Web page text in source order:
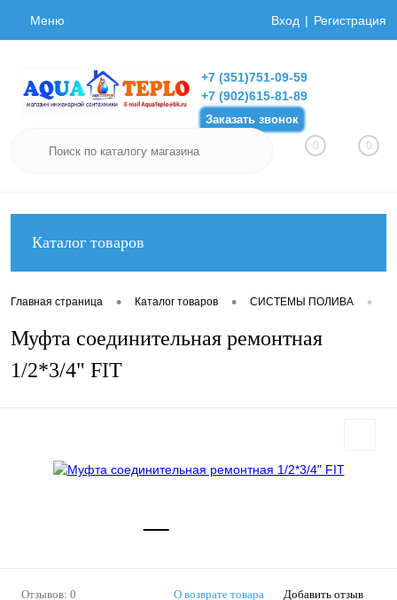
Меню Вход Регистрация
+7 (351)751-09-59
+7 (902)615-81-89
Заказать звонок
0 0
Каталог товаров
Главная страница • Каталог товаров • СИСТЕМЫ ПОЛИВА •
Муфта соединительная ремонтная
1/2*3/4" FIT
Отзывов: 0 О возврате товара Добавить отзыв